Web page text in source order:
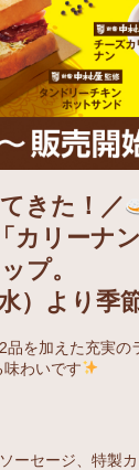
きた！／
カリーナ
プ。
）より季
を加えた充実の
わいです
ーセージ、特製